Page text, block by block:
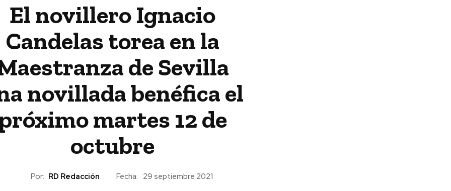
El novillero Ignacio
Candelas torea en la
de Sevilla
novillada benéfica el
martes 12 de
octubre
Por: RD Redacción Fecha: 29 septiembre 2021